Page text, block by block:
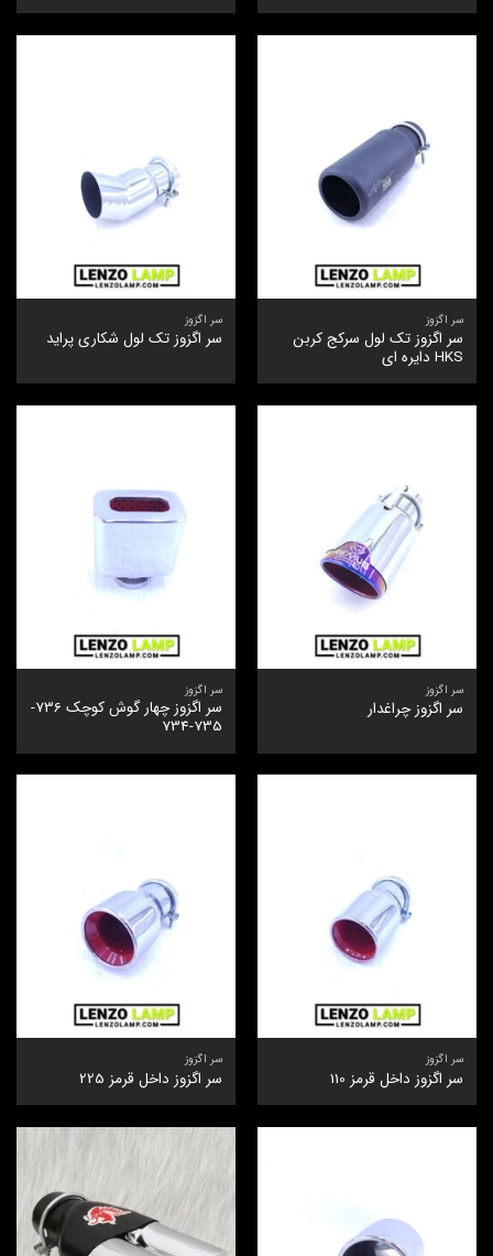
سر اگزوز
سر اگزوز تک لول سرکج کربن
HKS دایره ای
سر اگزوز
سر اگزوز تک لول شکاری پراید
سر اگزوز
سر اگزوز چراغدار
سر اگزوز
سر اگزوز چهار گوش کوچک 736-
735-734
سر اگزوز
سر اگزوز داخل قرمز 110
سر اگزوز
سر اگزوز داخل قرمز 225